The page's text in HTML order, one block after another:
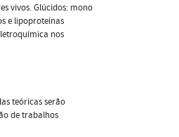
vivos. Glúcidos: mono
e lipoproteínas
nos
teóricas serão
de trabalhos